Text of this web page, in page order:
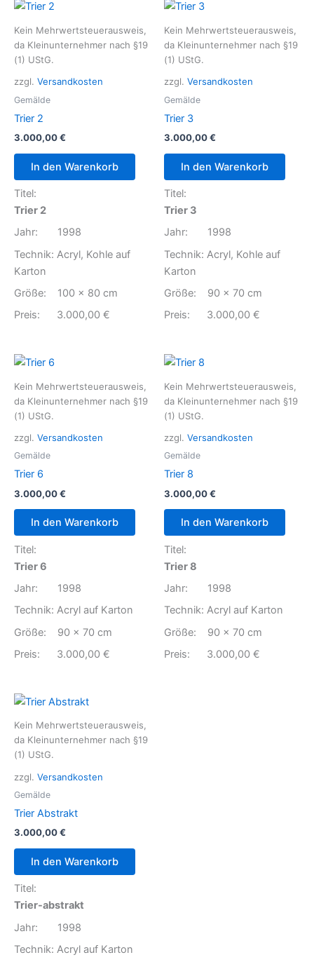
Kein Mehrwertsteuerausweis,
da Kleinunternehmer nach §19
(1) UStG.
zzgl. Versandkosten
Gemälde
Trier 2
3.000,00€
In den Warenkorb
Titel:
Trier 2
Jahr: 1998
Technik: Acryl, Kohle auf
Karton
Größe: 100 x 80 cm
Preis: 3.000,00 €
Kein Mehrwertsteuerausweis,
da Kleinunternehmer nach §19
(1) UStG.
zzgl. Versandkosten
Gemälde
Trier 3
3.000,00€
In den Warenkorb
Titel:
Trier 3
Jahr: 1998
Technik: Acryl, Kohle auf
Karton
Größe: 90 x 70 cm
Preis: 3.000,00 €
Kein Mehrwertsteuerausweis,
da Kleinunternehmer nach §19
(1) UStG.
zzgl. Versandkosten
Gemälde
Trier 6
3.000,00€
In den Warenkorb
Titel:
Trier 6
Jahr: 1998
Technik: Acryl auf Karton
Größe: 90 x 70 cm
Preis: 3.000,00 €
Kein Mehrwertsteuerausweis,
da Kleinunternehmer nach §19
(1) UStG.
zzgl. Versandkosten
Gemälde
Trier 8
3.000,00€
In den Warenkorb
Titel:
Trier 8
Jahr: 1998
Technik: Acryl auf Karton
Größe: 90 x 70 cm
Preis: 3.000,00 €
Kein Mehrwertsteuerausweis,
da Kleinunternehmer nach §19
(1) UStG.
zzgl. Versandkosten
Gemälde
Trier Abstrakt
3.000,00€
In den Warenkorb
Titel:
Trier-abstrakt
Jahr: 1998
Technik: Acryl auf Karton